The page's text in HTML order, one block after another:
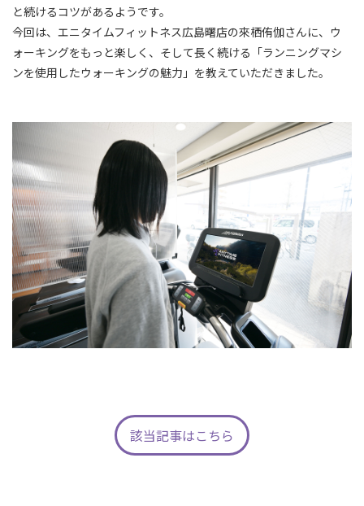
と続けるコツがあるようです。
今回は、エニタイムフィットネス広島曙店の來栖侑伽さんに、ウ
ォーキングをもっと楽しく、そして長く続ける「ランニングマシ
ンを使用したウォーキングの魅力」を教えていただきました。
該当記事はこちら